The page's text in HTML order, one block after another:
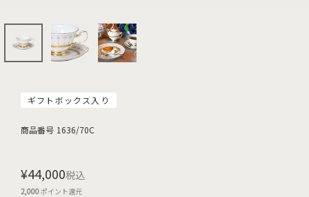
ギフトボックス入り
商品番号 1636/70C
¥44,000税込
2,000ポイント還元